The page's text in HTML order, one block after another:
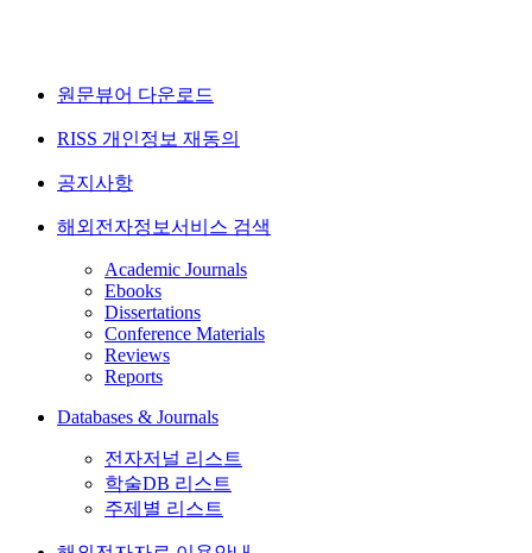
원문뷰어 다운로드
RISS 개인정보 재동의
공지사항
해외전자정보서비스 검색
Academic Journals
Ebooks
Dissertations
Conference Materials
Reviews
Reports
Databases & Journals
전자저널 리스트
학술DB 리스트
주제별 리스트